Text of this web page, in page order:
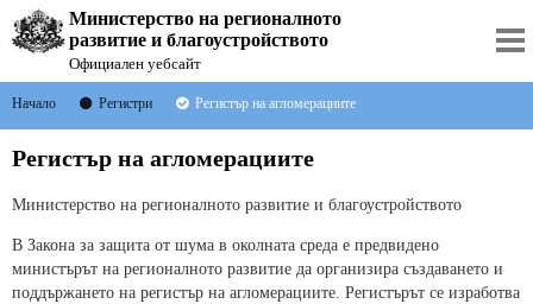
Министерство на регионалното
развитие и благоустройството
Официален уебсайт
Начало Регистри Регистър на агломерациите
Регистър на агломерациите
Министерство на регионалното развитие и благоустройството
В Закона за защита от шума в околната среда е предвидено
министърът на регионалното развитие да организира създаването и
поддържането на регистър на агломерациите. Регистърът се изработва